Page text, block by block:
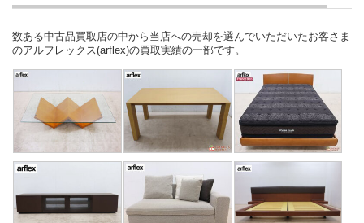
数ある中古品買取店の中から当店への売却を選んでいただいたお客さま
のアルフレックス(arflex)の買取実績の一部です。